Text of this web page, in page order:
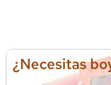
¿Necesitas